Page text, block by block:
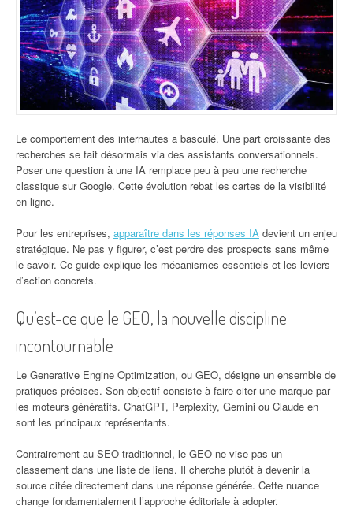
Le comportement des internautes a basculé. Une part croissante des
recherches se fait désormais via des assistants conversationnels.
Poser une question à une IA remplace peu à peu une recherche
classique sur Google. Cette évolution rebat les cartes de la visibilité
en ligne.
Pour les entreprises, apparaître dans les réponses IA devient un enjeu
stratégique. Ne pas y figurer, c’est perdre des prospects sans même
le savoir. Ce guide explique les mécanismes essentiels et les leviers
d’action concrets.
Qu’est-ce que le GEO, la nouvelle discipline
incontournable
Le Generative Engine Optimization, ou GEO, désigne un ensemble de
pratiques précises. Son objectif consiste à faire citer une marque par
les moteurs génératifs. ChatGPT, Perplexity, Gemini ou Claude en
sont les principaux représentants.
Contrairement au SEO traditionnel, le GEO ne vise pas un
classement dans une liste de liens. Il cherche plutôt à devenir la
source citée directement dans une réponse générée. Cette nuance
change fondamentalement l’approche éditoriale à adopter.